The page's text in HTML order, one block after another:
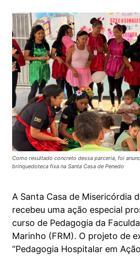
Como resultado concreto dessa parceria, foi
brinquedoteca fixa na Santa Casa de Penedo
A Santa Casa de Misericórdia
recebeu uma ação especial
curso de Pedagogia da
Marinho (FRM). O projeto de
“Pedagogia Hospitalar em